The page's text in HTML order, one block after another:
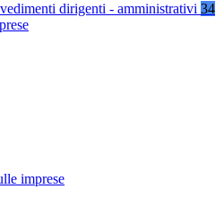
dirigenti - amministrativi 34
imprese